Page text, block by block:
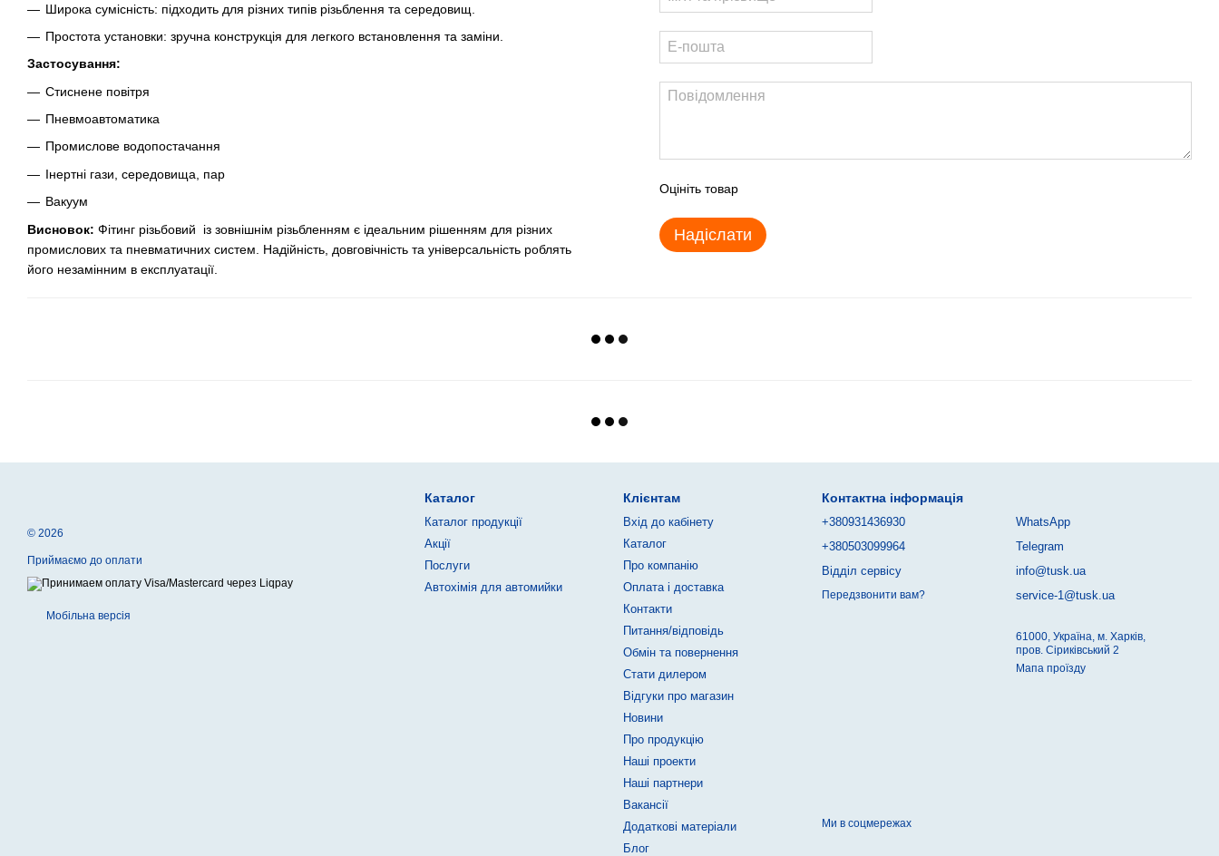
Широка сумісність: підходить для різних типів різьблення та середовищ.
Простота установки: зручна конструкція для легкого встановлення та заміни.
Застосування:
Стиснене повітря
Пневмоавтоматика
Промислове водопостачання
Інертні гази, середовища, пар
Вакуум
Висновок: Фітинг різьбовий із зовнішнім різьбленням є ідеальним рішенням для різних
промислових та пневматичних систем. Надійність, довговічність та універсальність роблять
його незамінним в експлуатації.
Оцініть товар
Надіслати
© 2026
Приймаємо до оплати
Мобільна версія
Каталог
Каталог продукції
Акції
Послуги
Автохімія для автомийки
Клієнтам
Вхід до кабінету
Каталог
Про компанію
Оплата і доставка
Контакти
Питання/відповідь
Обмін та повернення
Стати дилером
Відгуки про магазин
Новини
Про продукцію
Наші проекти
Наші партнери
Вакансії
Додаткові матеріали
Блог
Контактна інформація
+380931436930
+380503099964
Відділ сервісу
Передзвонити вам?
WhatsApp
Telegram
info@tusk.ua
service-1@tusk.ua
61000, Україна, м. Харків,
пров. Сіриківський 2
Мапа проїзду
Ми в соцмережах